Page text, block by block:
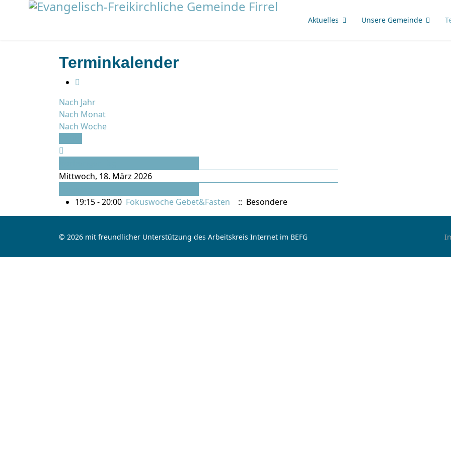
Aktuelles Unsere Gemeinde
Terminkalender
Nach Jahr
Nach Monat
Nach Woche
Mittwoch, 18. März 2026
19:15 - 20:00 Fokuswoche Gebet&Fasten :: Besondere
© 2026 mit freundlicher Unterstützung des Arbeitskreis Internet im BEFG